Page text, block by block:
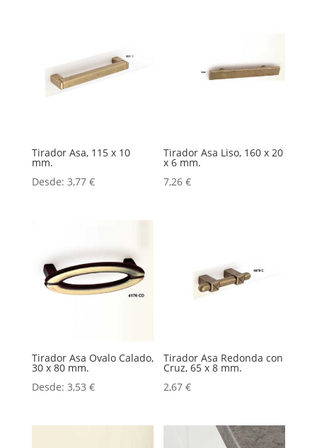
Tirador Asa, 115 x 10
mm.
Desde: 3,77 €
Tirador Asa Liso, 160 x 20
x 6 mm.
7,26€
Tirador Asa Ovalo Calado,
30 x 80 mm.
Desde: 3,53 €
Tirador Asa Redonda con
Cruz, 65 x 8 mm.
2,67€